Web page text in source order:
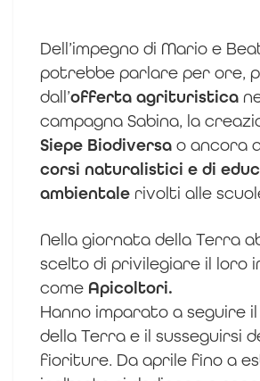
Dell’impegno di Mario e
potrebbe parlare per ore,
dall’offerta agrituristica
campagna Sabina, la
Siepe Biodiversa o ancora
corsi naturalistici e di
ambientale rivolti alle
Nella giornata della Terra
scelto di privilegiare il loro
come Apicoltori.
Hanno imparato a seguire
della Terra e il susseguirsi
fioriture. Da aprile fino a